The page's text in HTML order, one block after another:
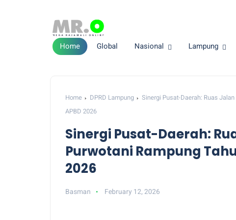
Home Global Nasional Lampung
Home DPRD Lampung
Sinergi Pusat-Daerah: Ruas
APBD 2026
Sinergi Pusat-Daerah:
Purwotani Rampung
2026
Basman February 12, 2026